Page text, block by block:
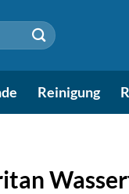
Reinigung